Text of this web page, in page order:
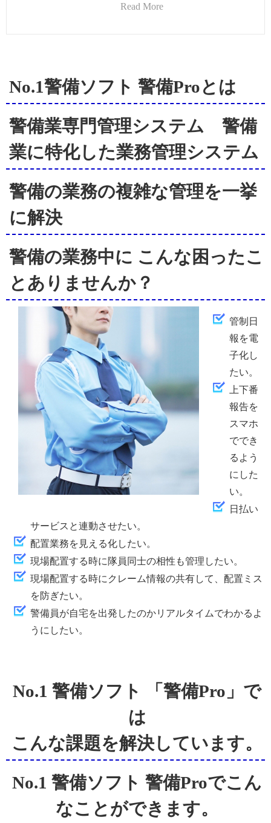
Read More
No.1警備ソフト 警備Proとは
警備業専門管理システム 警備
業に特化した業務管理システム
警備の業務の複雑な管理を一挙
に解決
警備の業務中に こんな困ったこ
とありませんか？
管制日
報を電
子化し
たい。
上下番
報告を
スマホ
ででき
るよう
にした
い。
日払い
サービスと連動させたい。
配置業務を見える化したい。
現場配置する時に隊員同士の相性も管理したい。
現場配置する時にクレーム情報の共有して、配置ミス
を防ぎたい。
警備員が自宅を出発したのかリアルタイムでわかるよ
うにしたい。
No.1 警備ソフト 「警備Pro」で
は
こんな課題を解決しています。
No.1 警備ソフト 警備Proでこん
なことができます。